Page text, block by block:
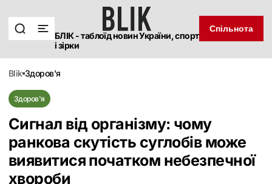
БЛІК - таблоїд новин України, спорт
і зірки
Спільнота
blik здоров'я
Здоров'я
Сигнал від організму: чому
ранкова скутість суглобів може
виявитися початком небезпечної
хвороби